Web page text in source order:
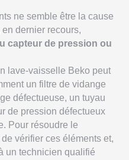
ne semble être la cause
dernier recours,
capteur de pression ou
lave-vaisselle Beko peut
un filtre de vidange
défectueuse, un tuyau
de pression défectueux
Pour résoudre le
vérifier ces éléments et,
un technicien qualifié